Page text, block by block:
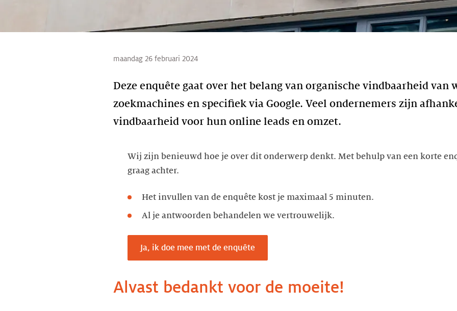
maandag 26 februari 2024
Deze enquête gaat over het belang van organische vindbaarheid van
zoekmachines en specifiek via Google. Veel ondernemers zijn
vindbaarheid voor hun online leads en omzet.
Wij zijn benieuwd hoe je over dit onderwerp denkt. Met behulp van een korte
graag achter.
Het invullen van de enquête kost je maximaal 5 minuten.
Al je antwoorden behandelen we vertrouwelijk.
Ja, ik doe mee met de enquête
Alvast bedankt voor de moeite!